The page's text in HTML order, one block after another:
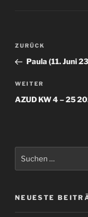
Vorheriger
Beitrag
ZURÜCK
Paula (11. Juni
Nächster
Beitrag
WEITER
AZUD KW 4 – 25
NEUESTE